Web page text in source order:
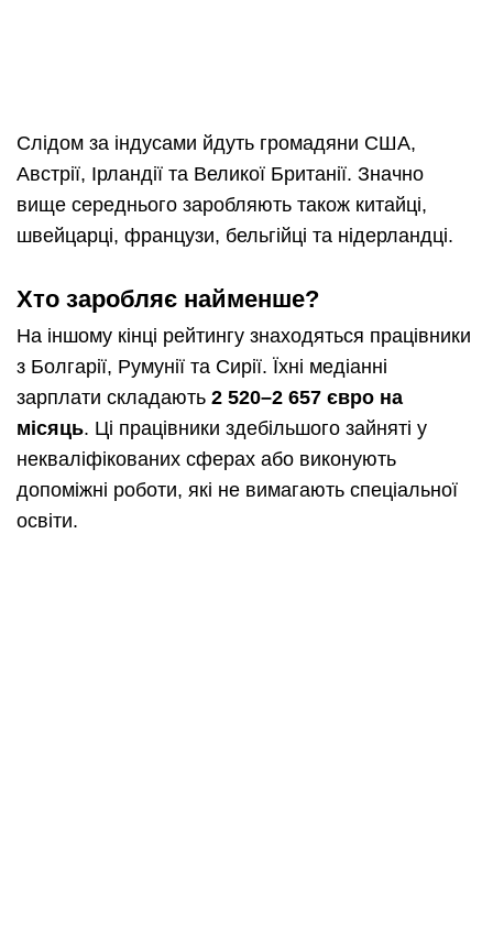
Слідом за індусами йдуть громадяни США,
Австрії, Ірландії та Великої Британії. Значно
вище середнього заробляють також китайці,
швейцарці, французи, бельгійці та нідерландці.
Хто заробляє найменше?
На іншому кінці рейтингу знаходяться працівники
з Болгарії, Румунії та Сирії. Їхні медіанні
зарплати складають 2 520–2 657 євро на
місяць. Ці працівники здебільшого зайняті у
некваліфікованих сферах або виконують
допоміжні роботи, які не вимагають спеціальної
освіти.